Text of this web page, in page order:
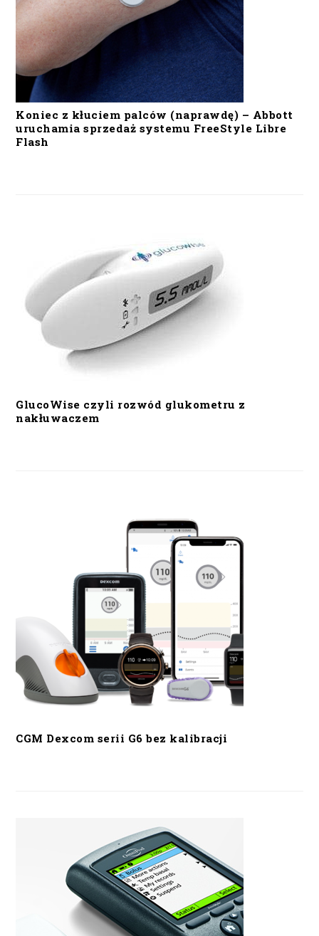
Koniec z kłuciem palców (naprawdę) – Abbott
uruchamia sprzedaż systemu FreeStyle Libre
Flash
GlucoWise czyli rozwód glukometru z
nakłuwaczem
CGM Dexcom serii G6 bez kalibracji